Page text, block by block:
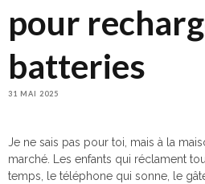
pour
batteries
31 MAI 2025
Je ne sais pas pour toi, mais à la
marché. Les enfants qui réclament
temps, le téléphone qui sonne, le